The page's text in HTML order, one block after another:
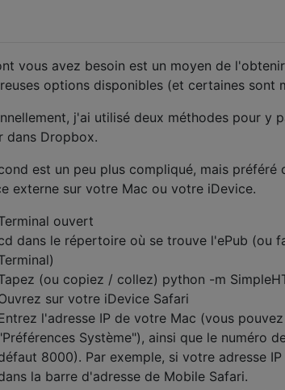
vous avez besoin est un moyen de
options disponibles (et certaines sont
j'ai utilisé deux méthodes pour y
dans Dropbox.
est un peu plus compliqué, mais
externe sur votre Mac ou votre iDevice.
ouvert
dans le répertoire où se trouve l'ePub (ou
(ou copiez / collez) python -m
sur votre iDevice Safari
l'adresse IP de votre Mac (vous
Système"), ainsi que le numéro
8000). Par exemple, si votre adresse IP
la barre d'adresse de Mobile Safari.